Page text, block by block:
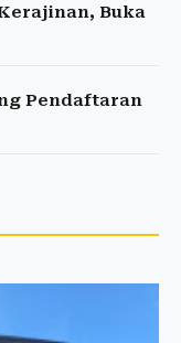
Buka
Pendaftaran